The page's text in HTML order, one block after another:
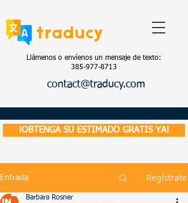
Llámenos o envíenos un mensaje de texto:
385-977-8713
contact@traducy.com
¡OBTENGA SU ESTIMADO GRATIS YA!
Entrada Regístrate
Barbara Rosner